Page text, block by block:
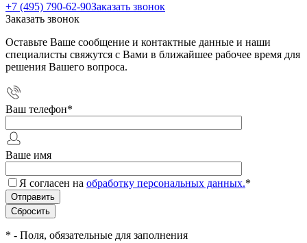
+7 (495) 790-62-90Заказать звонок
Заказать звонок
Оставьте Ваше сообщение и контактные данные и наши
специалисты свяжутся с Вами в ближайшее рабочее время для
решения Вашего вопроса.
Ваш телефон*
Ваше имя
Я согласен на обработку персональных данных.*
* - Поля, обязательные для заполнения